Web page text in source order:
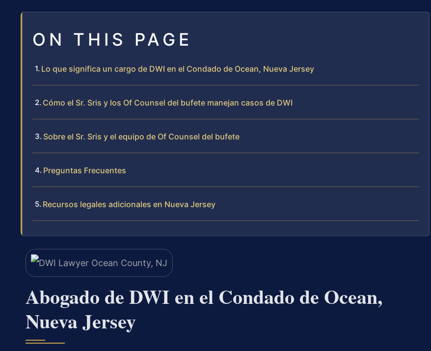
ON THIS PAGE
Lo que significa un cargo de DWI en el Condado de Ocean, Nueva Jersey
Cómo el Sr. Sris y los Of Counsel del bufete manejan casos de DWI
Sobre el Sr. Sris y el equipo de Of Counsel del bufete
Preguntas Frecuentes
Recursos legales adicionales en Nueva Jersey
Abogado de DWI en el Condado de Ocean,
Nueva Jersey